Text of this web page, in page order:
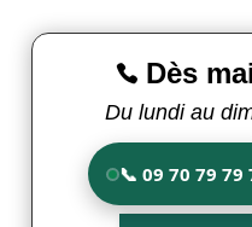
 Dès
Du lundi au